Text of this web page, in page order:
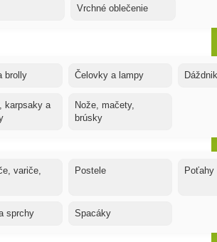
Vrchné oblečenie
brolly Čelovky a lampy
karpsaky a
Nože, mačety,
brúsky
variče,
Postele Poťahy
sprchy Spacáky